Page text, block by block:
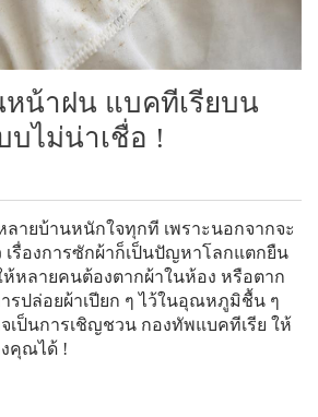
หน้าฝน แบคทีเรียบน
บไม่น่าเชื่อ !
ายบ้านหนักใจทุกที เพราะนอกจากจะ
รื่องการซักผ้าก็เป็นปัญหาโลกแตกยืน
หลายคนต้องตากผ้าในห้อง หรือตาก
รปล่อยผ้าเปียก ๆ ไว้ในอุณหภูมิชื้น ๆ
เป็นการเชิญชวน กองทัพแบคทีเรีย ให้
คุณได้ !